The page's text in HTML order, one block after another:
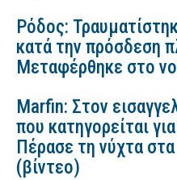
Ρόδος:
κατά την πρόσδεση
Μεταφέρθηκε στο
Marfin: Στον
που κατηγορείται
Πέρασε τη νύχτα
(βίντεο)